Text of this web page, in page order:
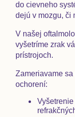
do cievneho
dejú v mozgu, či
V našej
vyšetríme zrak
prístrojoch.
Zameriavame
ochorení: